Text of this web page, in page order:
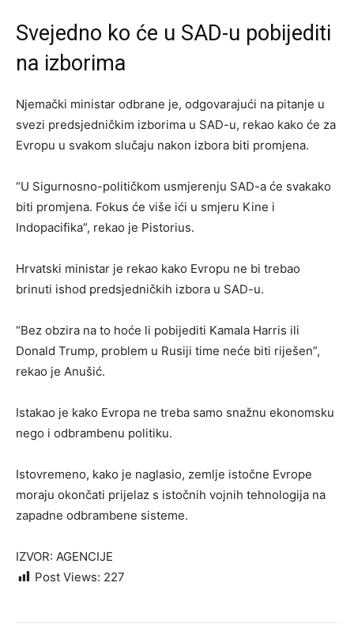
Svejedno ko će u SAD-u pobijediti
na izborima
Njemački ministar odbrane je, odgovarajući na pitanje u
svezi predsjedničkim izborima u SAD-u, rekao kako će za
Evropu u svakom slučaju nakon izbora biti promjena.
“U Sigurnosno-političkom usmjerenju SAD-a će svakako
biti promjena. Fokus će više ići u smjeru Kine i
Indopacifika”, rekao je Pistorius.
Hrvatski ministar je rekao kako Evropu ne bi trebao
brinuti ishod predsjedničkih izbora u SAD-u.
“Bez obzira na to hoće li pobijediti Kamala Harris ili
Donald Trump, problem u Rusiji time neće biti riješen”,
rekao je Anušić.
Istakao je kako Evropa ne treba samo snažnu ekonomsku
nego i odbrambenu politiku.
Istovremeno, kako je naglasio, zemlje istočne Evrope
moraju okončati prijelaz s istočnih vojnih tehnologija na
zapadne odbrambene sisteme.
IZVOR: AGENCIJE
Post Views: 227